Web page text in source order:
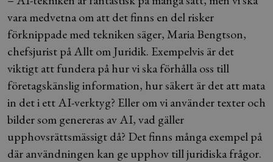
vara medvetna om att det finns en del risker
förknippade med tekniken säger, Maria Bengtson,
chefsjurist på Allt om Juridik. Exempelvis är det
viktigt att fundera på hur vi ska förhålla oss till
företagskänslig information, hur säkert är det att mata
in det i ett AI-verktyg? Eller om vi använder texter och
bilder som genereras av AI, vad gäller
upphovsrättsmässigt då? Det finns många exempel på
där användningen kan ge upphov till juridiska frågor.